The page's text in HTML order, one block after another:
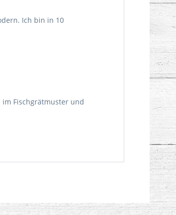
Ich bin in 10
im Fischgrätmuster und